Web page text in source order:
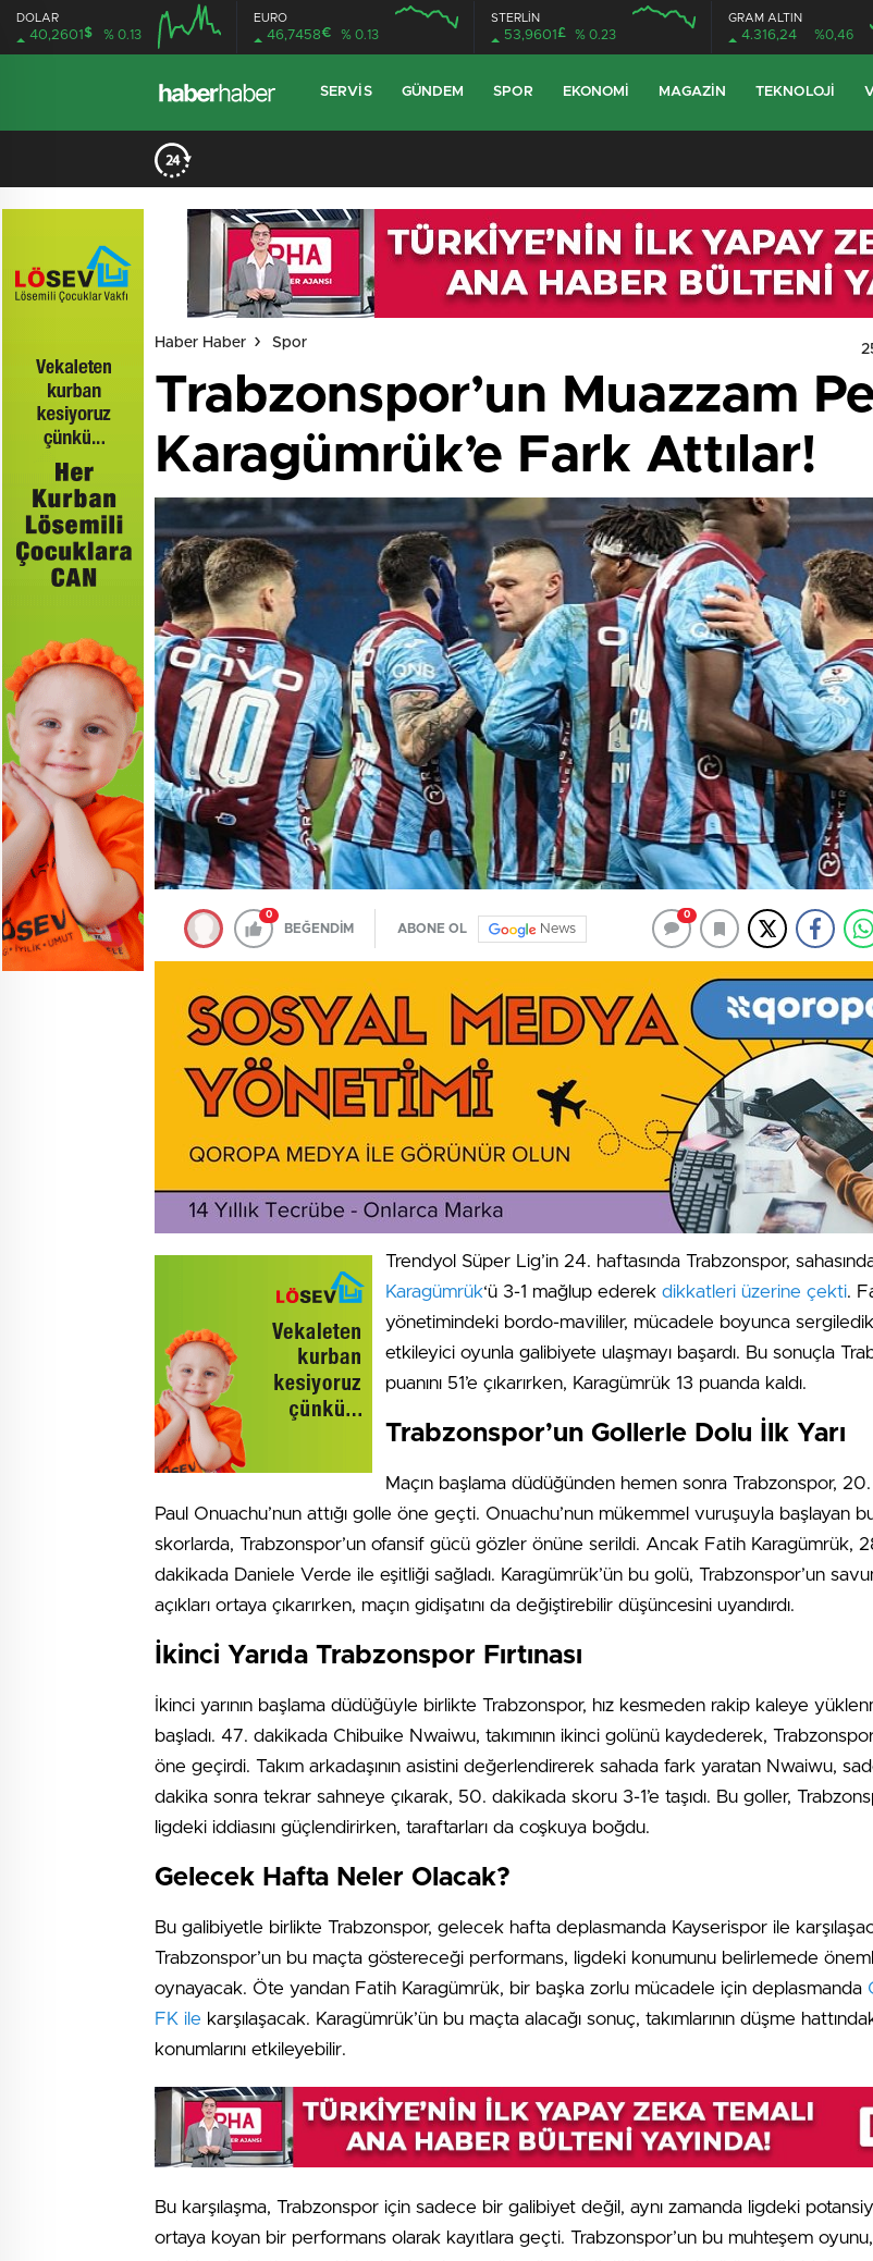
DOLAR
40,2601 $ % 0.13
EURO
46,7458€ % 0.13
STERLİN
53,9601 £ % 0.23
GRAM ALTIN
4.316,24 %0,46
SERVIS GÜNDEM SPOR EKONOMI MAGAZIN TEKNOLOJI
Haber Haber Spor
Trabzonspor’un Muazzam
Karagümrük’e Fark Attılar!
0
BEĞENDİM ABONE OL News
0
Trendyol Süper Lig’in 24. haftasında Trabzonspor,
Karagümrük‘ü 3-1 mağlup ederek dikkatleri üzerine çekti.
yönetimindeki bordo-mavililer, mücadele boyunca
etkileyici oyunla galibiyete ulaşmayı başardı. Bu sonuçla
puanını 51’e çıkarırken, Karagümrük 13 puanda kaldı.
Trabzonspor’un Gollerle Dolu İlk Yarı
Maçın başlama düdüğünden hemen sonra Trabzonspor,
Paul Onuachu’nun attığı golle öne geçti. Onuachu’nun mükemmel vuruşuyla başlayan
skorlarda, Trabzonspor’un ofansif gücü gözler önüne serildi. Ancak Fatih Karagümrük,
dakikada Daniele Verde ile eşitliği sağladı. Karagümrük’ün bu golü, Trabzonspor’un
açıkları ortaya çıkarırken, maçın gidişatını da değiştirebilir düşüncesini uyandırdı.
İkinci Yarıda Trabzonspor Fırtınası
İkinci yarının başlama düdüğüyle birlikte Trabzonspor, hız kesmeden rakip kaleye
başladı. 47. dakikada Chibuike Nwaiwu, takımının ikinci golünü kaydederek,
öne geçirdi. Takım arkadaşının asistini değerlendirerek sahada fark yaratan Nwaiwu,
dakika sonra tekrar sahneye çıkarak, 50. dakikada skoru 3-1’e taşıdı. Bu goller,
ligdeki iddiasını güçlendirirken, taraftarları da coşkuya boğdu.
Gelecek Hafta Neler Olacak?
Bu galibiyetle birlikte Trabzonspor, gelecek hafta deplasmanda Kayserispor ile
Trabzonspor’un bu maçta göstereceği performans, ligdeki konumunu belirlemede
oynayacak. Öte yandan Fatih Karagümrük, bir başka zorlu mücadele için deplasmanda
FK ile karşılaşacak. Karagümrük’ün bu maçta alacağı sonuç, takımlarının düşme
konumlarını etkileyebilir.
Bu karşılaşma, Trabzonspor için sadece bir galibiyet değil, aynı zamanda ligdeki
ortaya koyan bir performans olarak kayıtlara geçti. Trabzonspor’un bu muhteşem